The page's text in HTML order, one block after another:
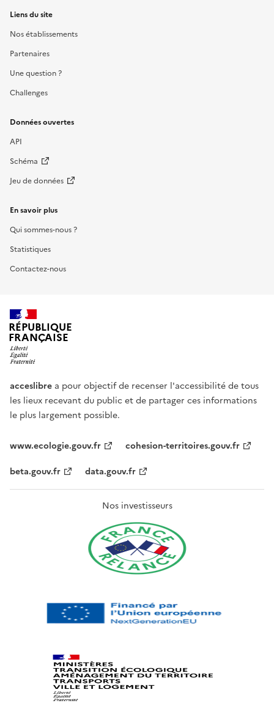
Liens du site
Nos établissements
Partenaires
Une question ?
Challenges
Données ouvertes
API
Schéma
Jeu de données
En savoir plus
Qui sommes-nous ?
Statistiques
Contactez-nous
RÉPUBLIQUE
FRANÇAISE
acceslibre a pour objectif de recenser l'accessibilité de tous
les lieux recevant du public et de partager ces informations
le plus largement possible.
www.ecologie.gouv.fr
cohesion-territoires.gouv.fr
beta.gouv.fr
data.gouv.fr
Nos investisseurs